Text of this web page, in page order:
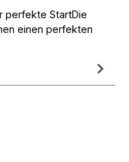
perfekte StartDie
einen perfekten